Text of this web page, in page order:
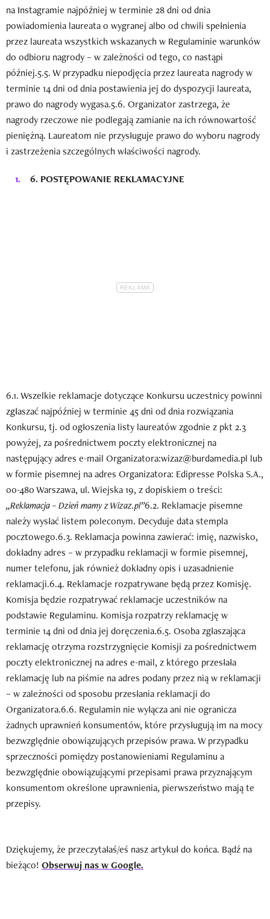
na Instagramie najpóźniej w terminie 28 dni od dnia
powiadomienia laureata o wygranej albo od chwili spełnienia
przez laureata wszystkich wskazanych w Regulaminie warunków
do odbioru nagrody – w zależności od tego, co nastąpi
później.5.5. W przypadku niepodjęcia przez laureata nagrody w
terminie 14 dni od dnia postawienia jej do dyspozycji laureata,
prawo do nagrody wygasa.5.6. Organizator zastrzega, że
nagrody rzeczowe nie podlegają zamianie na ich równowartość
pieniężną. Laureatom nie przysługuje prawo do wyboru nagrody
i zastrzeżenia szczególnych właściwości nagrody.
6. POSTĘPOWANIE REKLAMACYJNE
6.1. Wszelkie reklamacje dotyczące Konkursu uczestnicy powinni
zgłaszać najpóźniej w terminie 45 dni od dnia rozwiązania
Konkursu, tj. od ogłoszenia listy laureatów zgodnie z pkt 2.3
powyżej, za pośrednictwem poczty elektronicznej na
następujący adres e-mail Organizatora:wizaz@burdamedia.pl lub
w formie pisemnej na adres Organizatora: Edipresse Polska S.A.,
00-480 Warszawa, ul. Wiejska 19, z dopiskiem o treści:
„Reklamacja – Dzień mamy z Wizaz.pl”6.2. Reklamacje pisemne
należy wysłać listem poleconym. Decyduje data stempla
pocztowego.6.3. Reklamacja powinna zawierać: imię, nazwisko,
dokładny adres – w przypadku reklamacji w formie pisemnej,
numer telefonu, jak również dokładny opis i uzasadnienie
reklamacji.6.4. Reklamacje rozpatrywane będą przez Komisję.
Komisja będzie rozpatrywać reklamacje uczestników na
podstawie Regulaminu. Komisja rozpatrzy reklamację w
terminie 14 dni od dnia jej doręczenia.6.5. Osoba zgłaszająca
reklamację otrzyma rozstrzygnięcie Komisji za pośrednictwem
poczty elektronicznej na adres e-mail, z którego przesłała
reklamację lub na piśmie na adres podany przez nią w reklamacji
– w zależności od sposobu przesłania reklamacji do
Organizatora.6.6. Regulamin nie wyłącza ani nie ogranicza
żadnych uprawnień konsumentów, które przysługują im na mocy
bezwzględnie obowiązujących przepisów prawa. W przypadku
sprzeczności pomiędzy postanowieniami Regulaminu a
bezwzględnie obowiązującymi przepisami prawa przyznającym
konsumentom określone uprawnienia, pierwszeństwo mają te
przepisy.
Dziękujemy, że przeczytałaś/eś nasz artykuł do końca. Bądź na
bieżąco! Obserwuj nas w Google.